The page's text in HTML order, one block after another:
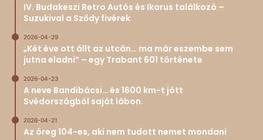
IV. Budakeszi Retro Autós és Ikarus találkozó –
Suzukival a Sződy fivérek
2026-04-29
„Két éve ott állt az utcán… ma már eszembe sem
jutna eladni” – egy Trabant 601 története
2026-04-23
A neve Bandibácsi… és 1600 km-t jött
Svédországból saját lábon.
2026-04-21
Az öreg 104-es, aki nem tudott nemet mondani